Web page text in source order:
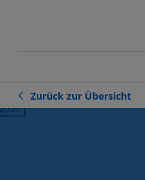
Zurück zur Übersicht